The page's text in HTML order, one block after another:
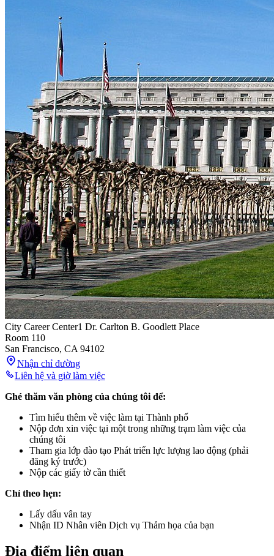
City Career Center1 Dr. Carlton B. Goodlett Place
Room 110
San Francisco, CA 94102
Nhận chỉ đường
Liên hệ và giờ làm việc
Ghé thăm văn phòng của chúng tôi để:
Tìm hiểu thêm về việc làm tại Thành phố
Nộp đơn xin việc tại một trong những trạm làm việc của
chúng tôi
Tham gia lớp đào tạo Phát triển lực lượng lao động (phải
đăng ký trước)
Nộp các giấy tờ cần thiết
Chỉ theo hẹn:
Lấy dấu vân tay
Nhận ID Nhân viên Dịch vụ Thảm họa của bạn
Địa điểm liên quan